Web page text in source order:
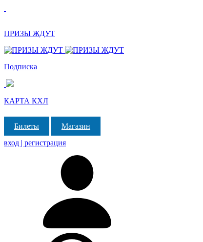
ПРИЗЫ ЖДУТ
Подписка
КАРТА КХЛ
Билеты
Магазин
вход | регистрация